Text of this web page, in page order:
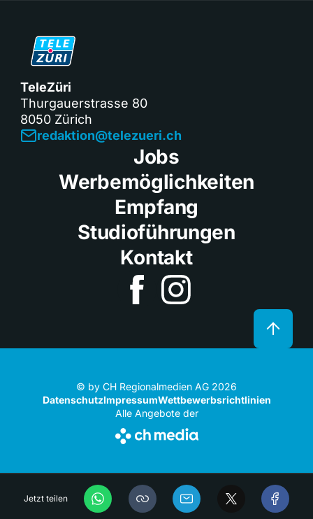
Jetzt teilen
TeleZüri
Thurgauerstrasse 80
8050 Zürich
redaktion@telezueri.ch
Jobs
Werbemöglichkeiten
Empfang
Studioführungen
Kontakt
© by CH Regionalmedien AG 2026
DatenschutzImpressumWettbewerbsrichtlinien
Alle Angebote der